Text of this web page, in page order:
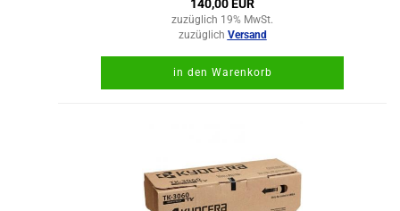
140,00 EUR
zuzüglich 19% MwSt.
zuzüglich Versand
in den Warenkorb